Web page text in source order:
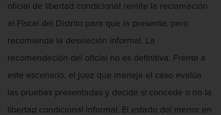
oficial de libertad condicional remite la reclamación
al Fiscal del Distrito para que la presente, pero
recomienda la desviación informal. La
recomendación del oficial no es definitiva. Frente a
este escenario, el juez que maneja el caso evalúa
las pruebas presentadas y decide si concede o no la
libertad condicional informal. El estado del menor en
Asalto Con Arma Mortal